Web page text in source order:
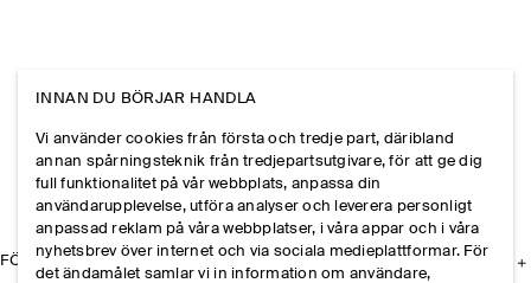
FÖRETAGET
INNAN DU BÖRJAR HANDLA
Vi använder cookies från första och tredje part, däribland
annan spårningsteknik från tredjepartsutgivare, för att ge dig
full funktionalitet på vår webbplats, anpassa din
användarupplevelse, utföra analyser och leverera personligt
anpassad reklam på våra webbplatser, i våra appar och i våra
nyhetsbrev över internet och via sociala medieplattformar. För
det ändamålet samlar vi in information om användare,